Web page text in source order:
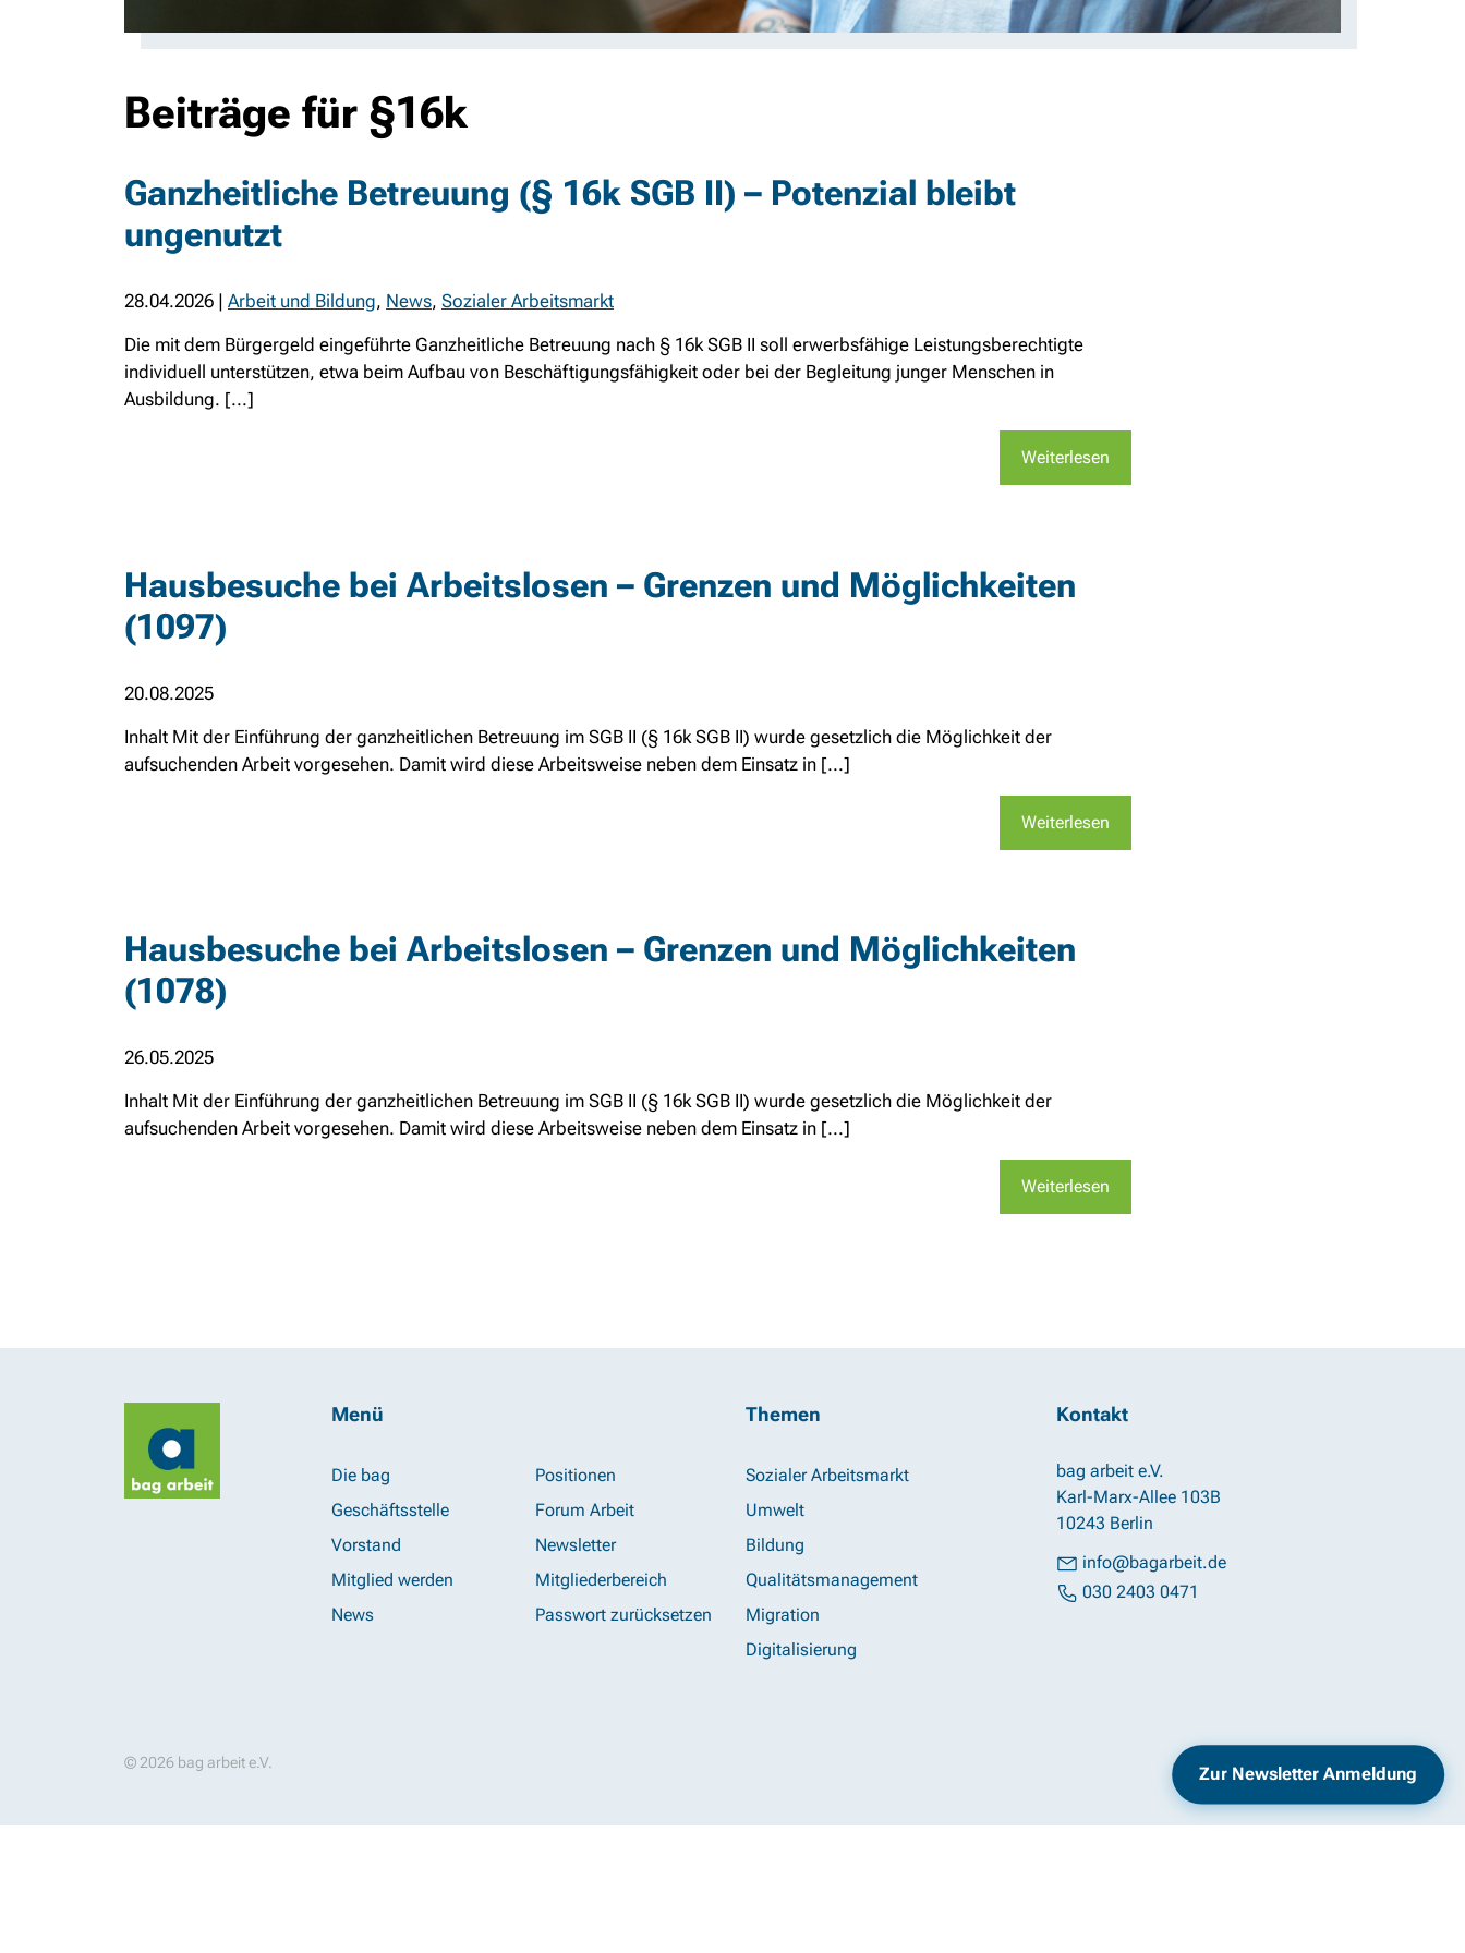
Beiträge für §16k
Ganzheitliche Betreuung (§ 16k SGB II) – Potenzial bleibt
ungenutzt
28.04.2026 | Arbeit und Bildung, News, Sozialer Arbeitsmarkt
Die mit dem Bürgergeld eingeführte Ganzheitliche Betreuung nach § 16k SGB II soll erwerbsfähige Leistungsberechtigte
individuell unterstützen, etwa beim Aufbau von Beschäftigungsfähigkeit oder bei der Begleitung junger Menschen in
Ausbildung. [...]
Weiterlesen
Hausbesuche bei Arbeitslosen – Grenzen und Möglichkeiten
(1097)
20.08.2025
Inhalt Mit der Einführung der ganzheitlichen Betreuung im SGB II (§ 16k SGB II) wurde gesetzlich die Möglichkeit der
aufsuchenden Arbeit vorgesehen. Damit wird diese Arbeitsweise neben dem Einsatz in [...]
Weiterlesen
Hausbesuche bei Arbeitslosen – Grenzen und Möglichkeiten
(1078)
26.05.2025
Inhalt Mit der Einführung der ganzheitlichen Betreuung im SGB II (§ 16k SGB II) wurde gesetzlich die Möglichkeit der
aufsuchenden Arbeit vorgesehen. Damit wird diese Arbeitsweise neben dem Einsatz in [...]
Weiterlesen
Menü
Die bag
Geschäftsstelle
Vorstand
Mitglied werden
News
Positionen
Forum Arbeit
Newsletter
Mitgliederbereich
Passwort zurücksetzen
Themen
Sozialer Arbeitsmarkt
Umwelt
Bildung
Qualitätsmanagement
Migration
Digitalisierung
Kontakt
bag arbeit e.V.
Karl-Marx-Allee 103B
10243 Berlin
info@bagarbeit.de
030 2403 0471
© 2026 bag arbeit e.V. Impressum Datenschutz
Zur Newsletter Anmeldung